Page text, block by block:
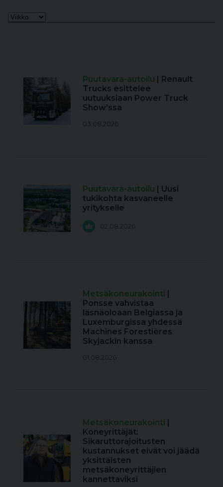
Puutavara-autoilu | Renault
Trucks esittelee
uutuuksiaan Power Truck
Show'ssa
03.08.2026
Puutavara-autoilu | Uusi
tukikohta kasvaneelle
yritykselle
02.08.2026
Metsäkoneurakointi |
Ponsse vahvistaa
läsnäoloaan Belgiassa ja
Luxemburgissa yhdessä
Machines Forestières
Skyjackin kanssa
01.08.2026
Metsäkoneurakointi |
Koneyrittäjät:
Sikaruttorajoitusten
kustannukset eivät voi jäädä
yksittäisten
metsäkoneyrittäjien
kannettaviksi